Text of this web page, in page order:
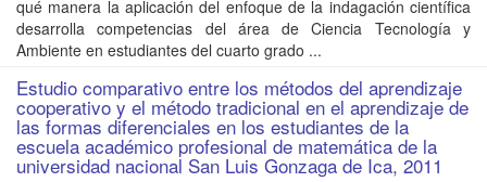
qué manera la aplicación del enfoque de la indagación científica
desarrolla competencias del área de Ciencia Tecnología y
Ambiente en estudiantes del cuarto grado ...
Estudio comparativo entre los métodos del aprendizaje
cooperativo y el método tradicional en el aprendizaje de
las formas diferenciales en los estudiantes de la
escuela académico profesional de matemática de la
universidad nacional San Luis Gonzaga de Ica, 2011